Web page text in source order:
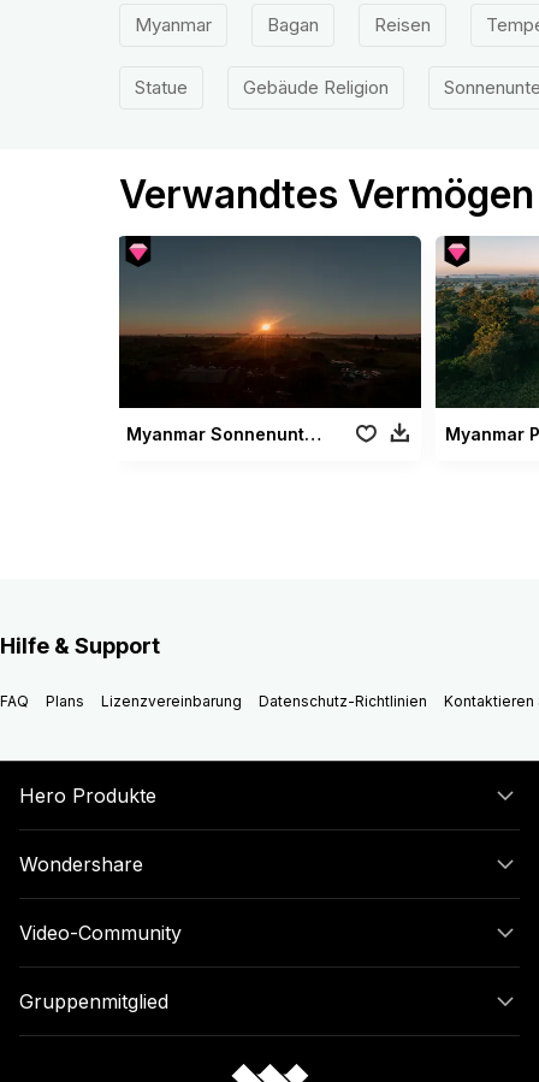
Myanmar Bagan Reisen
Statue Gebäude Religion
Verwandtes Vermögen
Myanmar Sonnenuntergang2 Myanmar
Hilfe & Support
FAQ Plans Lizenzvereinbarung Datenschutz-Richtlinien Kontaktieren
Hero Produkte
Wondershare
Video-Community
Gruppenmitglied